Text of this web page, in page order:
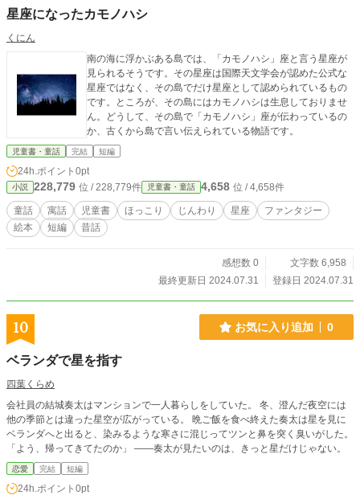
星座になったカモノハシ
くにん
南の海に浮かぶある島では、「カモノハシ」座と言う星座が
見られるそうです。その星座は国際天文学会が認めた公式な
星座ではなく、その島でだけ星座として認められているもの
です。ところが、その島にはカモノハシは生息しておりませ
ん。どうして、その島で「カモノハシ」座が伝わっているの
か、古くから島で言い伝えられている物語です。
児童書・童話 完結 短編
24h.ポイント 0pt
小説 228,779 位 / 228,779件 児童書・童話 4,658 位 / 4,658件
童話 寓話 児童書 ほっこり じんわり 星座
ファンタジー
絵本
短編 昔話
感想数 0
文字数 6,958
最終更新日 2024.07.31
登録日 2024.07.31
10 お気に入り追加 0
ベランダで星を指す
四葉くらめ
会社員の結城奏太はマンションで一人暮らしをしていた。 冬、澄んだ夜空には
他の季節とは違った星空が広がっている。 晩ご飯を食べ終えた奏太は星を見に
ベランダへと出ると、染みるような寒さに混じってツンと鼻を突く臭いがした。
「よう、帰ってきてたのか」 ――奏太が見たいのは、きっと星だけじゃない。
恋愛 完結 短編
24h.ポイント 0pt